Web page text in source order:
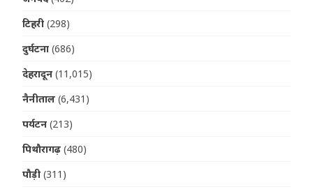
टिहरी (298)
दुर्घटना (686)
देहरादून (11,015)
नैनीताल (6,431)
पर्यटन (213)
पिथौरागढ़ (480)
पौड़ी (311)